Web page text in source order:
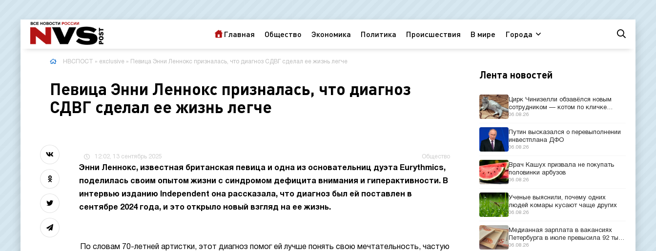
Главная Общество Экономика Политика Происшествия В мире Города
НВСПОСТ » exclusive » Певица Энни Леннокс призналась, что диагноз СДВГ сделал ее жизнь легче
Певица Энни Леннокс призналась, что диагноз
СДВГ сделал ее жизнь легче
12:02, 13 сентябрь 2025 Общество
Энни Леннокс, известная британская певица и одна из основательниц дуэта Eurythmics,
поделилась своим опытом жизни с синдромом дефицита внимания и гиперактивности. В
интервью изданию Independent она рассказала, что диагноз был ей поставлен в
сентябре 2024 года, и это открыло новый взгляд на ее жизнь.
По словам 70-летней артистки, этот диагноз помог ей лучше понять свою мечтательность, частую
Лента новостей
Цирк Чинизелли обзавёлся новым
сотрудником — котом по кличке
Манеж из Эрмитажа
06.08.26
Путин высказался о перевыполнении
инвестплана ДФО
06.08.26
Врач Кашух призвала не покупать
половинки арбузов
06.08.26
Ученые выяснили, почему одних
людей комары кусают чаще других
06.08.26
Медианная зарплата в вакансиях
Петербурга в июле превысила 92 тыс.
рублей
06.08.26